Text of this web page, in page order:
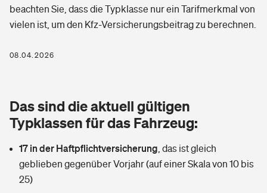
Berufshaftpflichtversicherung
Rentenrechner: Wie viel Geld bekomme ich im Alter?
Wer versichert was: Jetzt Versicherer finden
Sie haben Fragen?
Photovoltaik
Wärmepumpen versichern
Vermieterrrechtsschutz
Mietkautionsversicherung
Restkreditversicherung
Rechts­schutz­ver­si­che­rung
Kinderunfall­ver­si­che­rung
Reiseversicherung
Private Krankenversicherung
Tierkrankenversicherung
Zur Übersicht
beachten Sie, dass die Typklasse nur ein Tarifmerkmal von
vielen ist, um den Kfz-Versicherungsbeitrag zu berechnen.
08.04.2026
Das sind die aktuell gültigen
Typklassen für das Fahrzeug:
17 in der Haftpflichtversicherung das ist gleich
geblieben gegenüber Vorjahr (auf einer Skala von 10 bis
25)